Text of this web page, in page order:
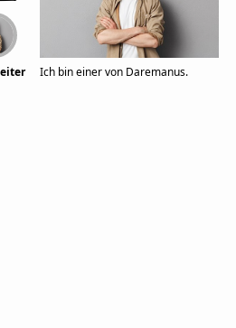
Ich bin einer von Daremanus.